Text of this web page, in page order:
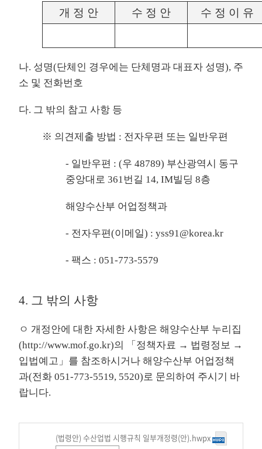
개 정 안 수 정 안 수 정 이 유
나. 성명(단체인 경우에는 단체명과 대표자 성명), 주
소 및 전화번호
다. 그 밖의 참고 사항 등
※ 의견제출 방법 : 전자우편 또는 일반우편
- 일반우편 : (우 48789) 부산광역시 동구
중앙대로 361번길 14, IM빌딩 8층
해양수산부 어업정책과
- 전자우편(이메일) : yss91@korea.kr
- 팩스 : 051-773-5579
4. 그 밖의 사항
ㅇ 개정안에 대한 자세한 사항은 해양수산부 누리집
(http://www.mof.go.kr)의 「정책자료 → 법령정보 →
입법예고」를 참조하시거나 해양수산부 어업정책
과(전화 051-773-5519, 5520)로 문의하여 주시기 바
랍니다.
(법령안) 수산업법 시행규칙 일부개정령(안).hwpx